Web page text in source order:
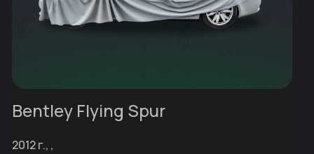
Bentley Flying Spur
2012 г., ,